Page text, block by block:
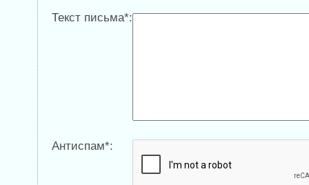
Текст письма*:
Антиспам*: